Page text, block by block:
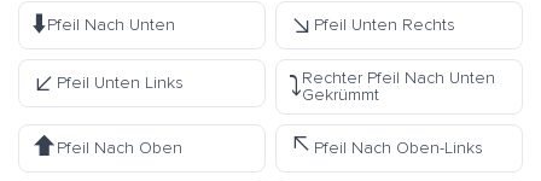
⬇️Pfeil Nach Unten ↘️ Pfeil Unten Rechts
↙️ Pfeil Unten Links ⤵️Rechter Pfeil Nach Unten
Gekrümmt
⬆️Pfeil Nach Oben ↖️ Pfeil Nach Oben-Links